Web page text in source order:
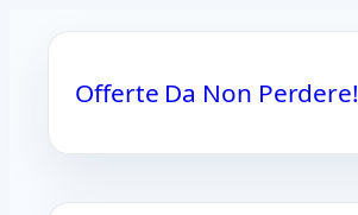
Offerte Da Non Perdere!